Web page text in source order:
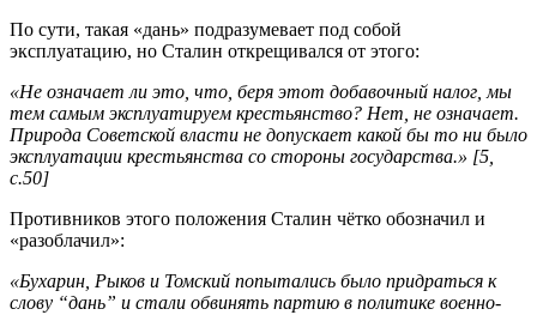
По сути, такая «дань» подразумевает под собой
эксплуатацию, но Сталин открещивался от этого:
«Не означает ли это, что, беря этот добавочный налог, мы
тем самым эксплуатируем крестьянство? Нет, не означает.
Природа Советской власти не допускает какой бы то ни было
эксплуатации крестьянства со стороны государства.» [5,
с.50]
Противников этого положения Сталин чётко обозначил и
«разоблачил»:
«Бухарин, Рыков и Томский попытались было придраться к
слову “дань” и стали обвинять партию в политике военно-